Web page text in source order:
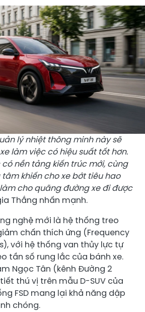
lý nhiệt thông minh này sẽ
làm việc có hiệu suất tốt hơn.
có nền tảng kiến trúc mới, cùng
khiến cho xe bớt tiêu hao
cho quãng đường xe đi được
Thắng nhấn mạnh.
nghệ mới là hệ thống treo
chấn thích ứng (Frequency
với hệ thống van thủy lực tự
tần số rung lắc của bánh xe.
Ngọc Tân (kênh Đường 2
thú vị trên mẫu D-SUV của
FSD mang lại khả năng dập
chóng.